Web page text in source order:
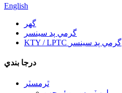
English
گھر
گرمي پد سينسر
KTY / LPTC گرمي پد سينسر
درجا بندي
ٿرمسٽر